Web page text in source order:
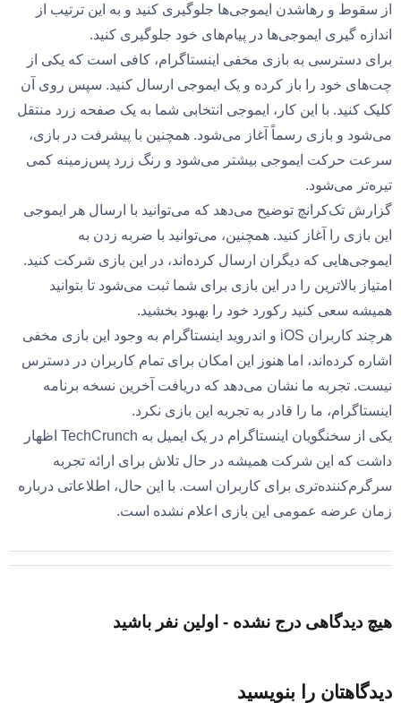
از سقوط و رها‌شدن ایموجی‌ها جلوگیری کنید و به این ترتیب از
اندازه گیری ایموجی‌ها در پیام‌های خود جلوگیری کنید.
برای دسترسی به بازی مخفی اینستاگرام، کافی است که یکی از
چت‌های خود را باز کرده و یک ایموجی ارسال کنید. سپس روی آن
کلیک کنید. با این کار، ایموجی انتخابی شما به یک صفحه زرد منتقل
می‌شود و بازی رسماً آغاز می‌شود. همچنین با پیشرفت در بازی،
سرعت حرکت ایموجی بیشتر می‌شود و رنگ زرد پس‌زمینه کمی
تیره‌تر می‌شود.
گزارش تک‌کرانچ توضیح می‌دهد که می‌توانید با ارسال هر ایموجی
این بازی را آغاز کنید. همچنین، می‌توانید با ضربه زدن به
ایموجی‌هایی که دیگران ارسال کرده‌اند، در این بازی شرکت کنید.
امتیاز بالاترین را در این بازی برای شما ثبت می‌شود تا بتوانید
همیشه سعی کنید رکورد خود را بهبود بخشید.
هرچند کاربران iOS و اندروید اینستاگرام به وجود این بازی مخفی
اشاره کرده‌اند، اما هنوز این امکان برای تمام کاربران در دسترس
نیست. تجربه ما نشان می‌دهد که دریافت آخرین نسخه برنامه
اینستاگرام، ما را قادر به تجربه این بازی نکرد.
یکی از سخنگویان اینستاگرام در یک ایمیل به TechCrunch اظهار
داشت که این شرکت همیشه در حال تلاش برای ارائه تجربه
سرگرم‌کننده‌تری برای کاربران است. با این حال، اطلاعاتی درباره
زمان عرضه عمومی این بازی اعلام نشده است.
هیچ دیدگاهی درج نشده - اولین نفر باشید
دیدگاهتان را بنویسید